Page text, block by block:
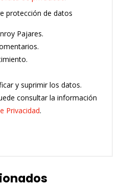
protección de datos
Pajares.
y suprimir los datos.
consultar la información
Privacidad.